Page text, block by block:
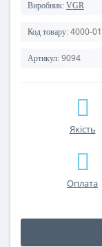
Виробник: VGR
Код товару: 4000-01
Артикул: 9094
Якість
Оплата